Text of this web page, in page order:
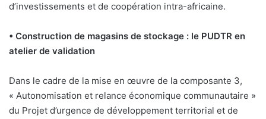
d’investissements et de coopération intra-africaine.
• Construction de magasins de stockage : le PUDTR en
atelier de validation
Dans le cadre de la mise en œuvre de la composante 3,
« Autonomisation et relance économique communautaire »
du Projet d’urgence de développement territorial et de